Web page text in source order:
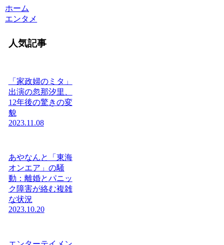
ホーム
エンタメ
人気記事
「家政婦のミタ」
出演の忽那汐里、
12年後の驚きの変
貌
2023.11.08
あやなんと「東海
オンエア」の騒
動：離婚とパニッ
ク障害が絡む複雑
な状況
2023.10.20